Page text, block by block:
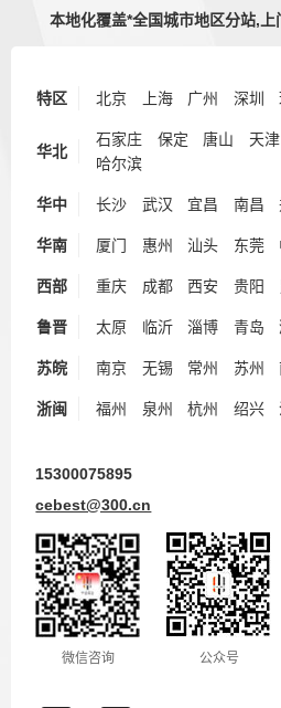
本地化覆盖*全国城市地区分站,
特区 北京 上海 广州 深圳
华北
石家庄 保定 唐山 天津
哈尔滨
华中 长沙 武汉 宜昌 南昌
华南 厦门 惠州 汕头 东莞
西部 重庆 成都 西安 贵阳
鲁晋 太原 临沂 淄博 青岛
苏皖 南京 无锡 常州 苏州
浙闽 福州 泉州 杭州 绍兴
15300075895
cebest@300.cn
微信咨询 公众号